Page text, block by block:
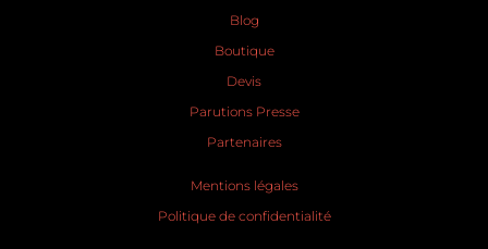
Blog
Boutique
Devis
Parutions Presse
Partenaires
Mentions légales
Politique de confidentialité